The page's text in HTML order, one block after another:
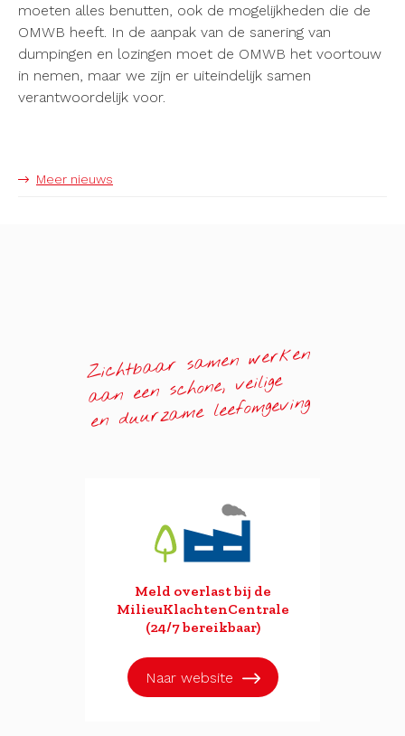
moeten alles benutten, ook de mogelijkheden die de
OMWB heeft. In de aanpak van de sanering van
dumpingen en lozingen moet de OMWB het voortouw
in nemen, maar we zijn er uiteindelijk samen
verantwoordelijk voor.
Meer nieuws
Zichtbaar samen werken
aan een schone, veilige
en duurzame leefomgeving
Meld overlast bij de
MilieuKlachtenCentrale
(24/7 bereikbaar)
Naar website